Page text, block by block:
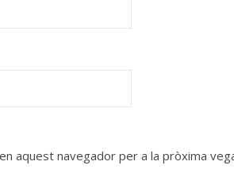
aquest navegador per a la pròxima